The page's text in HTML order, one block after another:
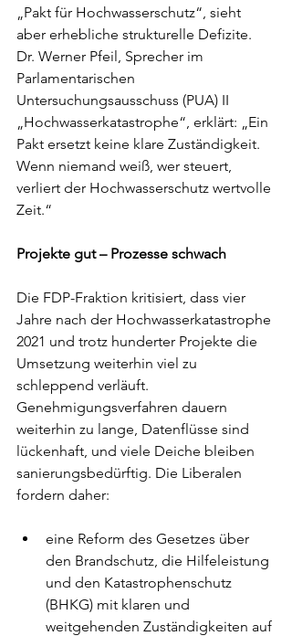
„Pakt für Hochwasserschutz“, sieht
aber erhebliche strukturelle Defizite.
Dr. Werner Pfeil, Sprecher im
Parlamentarischen
Untersuchungsausschuss (PUA) II
„Hochwasserkatastrophe“, erklärt: „Ein
Pakt ersetzt keine klare Zuständigkeit.
Wenn niemand weiß, wer steuert,
verliert der Hochwasserschutz wertvolle
Zeit.“
Projekte gut – Prozesse schwach
Die FDP-Fraktion kritisiert, dass vier
Jahre nach der Hochwasserkatastrophe
2021 und trotz hunderter Projekte die
Umsetzung weiterhin viel zu
schleppend verläuft.
Genehmigungsverfahren dauern
weiterhin zu lange, Datenflüsse sind
lückenhaft, und viele Deiche bleiben
sanierungsbedürftig. Die Liberalen
fordern daher:
eine Reform des Gesetzes über
den Brandschutz, die Hilfeleistung
und den Katastrophenschutz
(BHKG) mit klaren und
weitgehenden Zuständigkeiten auf